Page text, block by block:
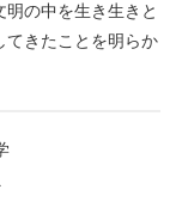
の中を生き生きと
てきたことを明らか